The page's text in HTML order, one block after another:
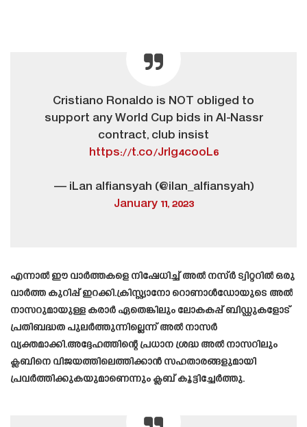
Cristiano Ronaldo is NOT obliged to
support any World Cup bids in Al-Nassr
contract, club insist
https://t.co/Jrlg4cooL6
— iLan alfiansyah (@ilan_alfiansyah)
January 11, 2023
എന്നാൽ ഈ വാർത്തകളെ നിഷേധിച്ച് അൽ നസ്ർ ട്വിറ്ററിൽ ഒരു
വാർത്ത കുറിപ്പ് ഇറക്കി.ക്രിസ്റ്റ്യാനോ റൊണാൾഡോയുടെ അൽ
നാസറുമായുള്ള കരാർ ഏതെങ്കിലും ലോകകപ്പ് ബിഡ്ഡുകളോട്
പ്രതിബദ്ധത പുലർത്തുന്നില്ലെന്ന് അൽ നാസർ
വ്യക്തമാക്കി.അദ്ദേഹത്തിന്റെ പ്രധാന ശ്രദ്ധ അൽ നാസറിലും
ക്ലബിനെ വിജയത്തിലെത്തിക്കാൻ സഹതാരങ്ങളുമായി
പ്രവർത്തിക്കുകയുമാണെന്നും ക്ലബ് കൂട്ടിച്ചേർത്തു.